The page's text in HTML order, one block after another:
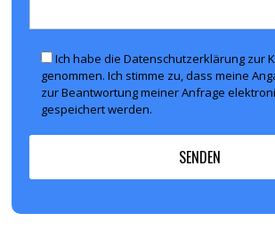
Ich habe die Datenschutzerklärung zur
genommen. Ich stimme zu, dass meine
zur Beantwortung meiner Anfrage
gespeichert werden.